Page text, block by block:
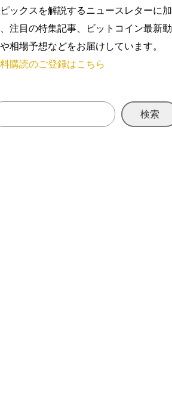
ピックスを解説するニュースレターに加
注目の特集記事、ビットコイン最新動
相場予想などをお届けしています。
購読のご登録はこちら
検索